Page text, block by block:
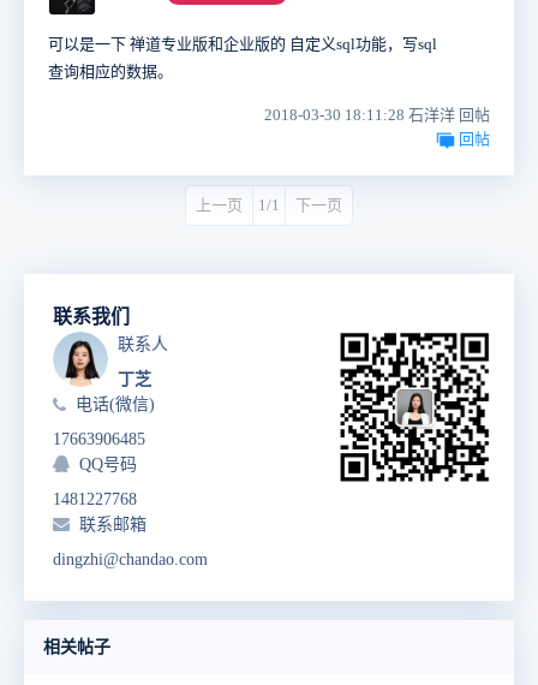
可以是一下 禅道专业版和企业版的 自定义sql功能，写sql
查询相应的数据。
2018-03-30 18:11:28 石洋洋 回帖
回帖
上一页 1/1 下一页
联系我们
联系人
丁芝
电话(微信)
17663906485
QQ号码
1481227768
联系邮箱
dingzhi@chandao.com
相关帖子